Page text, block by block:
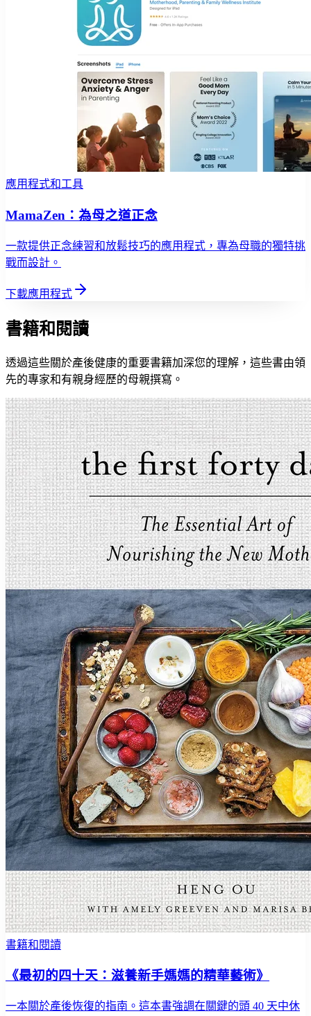
應用程式和工具
MamaZen：為母之道正念
一款提供正念練習和放鬆技巧的應用程式，專為母職的獨特挑
戰而設計。
下載應用程式
書籍和閱讀
透過這些關於產後健康的重要書籍加深您的理解，這些書由領
先的專家和有親身經歷的母親撰寫。
書籍和閱讀
《最初的四十天：滋養新手媽媽的精華藝術》
一本關於產後恢復的指南。這本書強調在關鍵的頭 40 天中休